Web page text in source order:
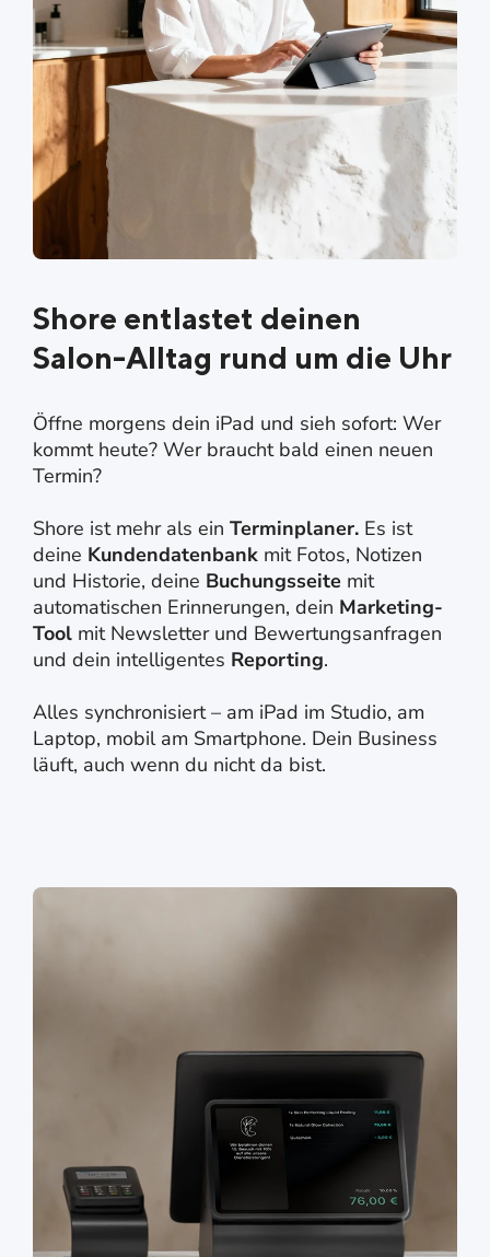
Shore entlastet deinen
Salon-Alltag rund um die Uhr
Öffne morgens dein iPad und sieh sofort: Wer
kommt heute? Wer braucht bald einen neuen
Termin?
Shore ist mehr als ein Terminplaner. Es ist
deine Kundendatenbank mit Fotos, Notizen
und Historie, deine Buchungsseite mit
automatischen Erinnerungen, dein Marketing-
Tool mit Newsletter und Bewertungsanfragen
und dein intelligentes Reporting.
Alles synchronisiert – am iPad im Studio, am
Laptop, mobil am Smartphone. Dein Business
läuft, auch wenn du nicht da bist.